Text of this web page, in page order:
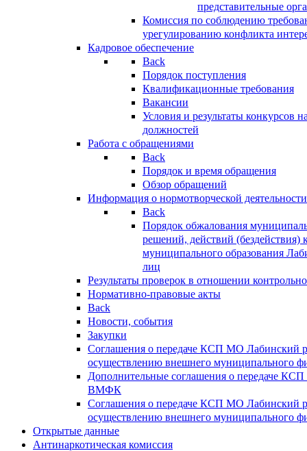
представительные
Комиссия по соблюдению
урегулированию конфликта
Кадровое обеспечение
Back
Порядок поступления
Квалификационные требования
Вакансии
Условия и результаты конкурсов
должностей
Работа с обращениями
Back
Порядок и время обращения
Обзор обращений
Информация о нормотворческой деятельности
Back
Порядок обжалования
решений, действий (бездействия)
муниципального образования
лиц
Результаты проверок в отношении
Нормативно-правовые акты
Back
Новости, события
Закупки
Соглашения о передаче КСП МО Лабинский
осуществлению внешнего муниципального
Дополнительные соглашения о передаче
ВМФК
Соглашения о передаче КСП МО Лабинский
осуществлению внешнего муниципального
Открытые данные
Антинаркотическая комиссия